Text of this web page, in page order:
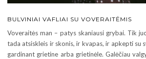
BULVINIAI VAFLIAI SU VOVERAITĖMIS
Voveraitės man – patys skaniausi grybai. Tik
tada atsiskleis ir skonis, ir kvapas, ir apkepti su
gardinant grietine arba grietinėle. Galėčiau